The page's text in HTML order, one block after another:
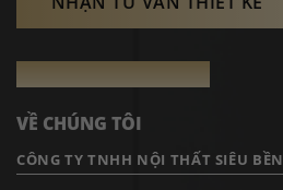
VỀ CHÚNG TÔI
CÔNG TY TNHH NỘI THẤT SIÊU BỀN